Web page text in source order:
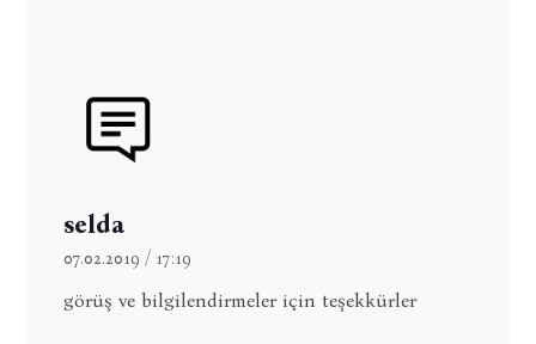
selda
07.02.2019 / 17:19
görüş ve bilgilendirmeler için teşekkürler